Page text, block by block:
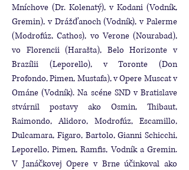
Mníchove (Dr. Kolenatý), v Kodani (Vodník,
Gremin), v Drážďanoch (Vodník), v Palerme
(Modrofúz, Cathos), vo Verone (Nourabad),
vo Florencii (Harašta), Belo Horizonte v
Brazílii (Leporello), v Toronte (Don
Profondo, Pimen, Mustafa), v Opere Muscat v
Ománe (Vodník). Na scéne SND v Bratislave
stvárnil postavy ako Osmin, Thibaut,
Raimondo, Alidoro, Modrofúz, Escamillo,
Dulcamara, Figaro, Bartolo, Gianni Schicchi,
Leporello, Pimen, Ramfis, Vodník a Gremin.
V Janáčkovej Opere v Brne účinkoval ako